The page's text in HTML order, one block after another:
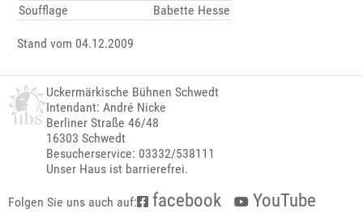
Soufflage Babette Hesse
Stand vom 04.12.2009
Uckermärkische Bühnen Schwedt
Intendant: André Nicke
Berliner Straße 46/48
16303 Schwedt
Besucherservice: 03332/538111
Unser Haus ist barrierefrei.
Folgen Sie uns auch auf: facebook
YouTube